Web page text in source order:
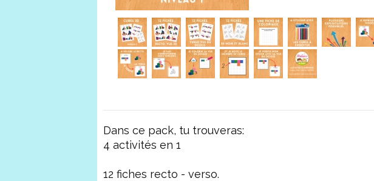
Dans ce pack, tu trouveras:
4 activités en 1
12 fiches recto - verso.